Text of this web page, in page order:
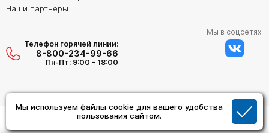
Мы используем файлы cookie для вашего удобства
пользования сайтом.
Наши партнеры
Телефон горячей линии:
8-800-234-99-66
Пн-Пт: 9:00 - 18:00
Мы в соцсетях: